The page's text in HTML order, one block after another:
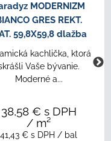
MODERNIZM
GRES REKT.
59,8X59,8 dlažba
kachlička, ktorá
Vaše bývanie.
Moderné a...
38,58 € s DPH
/ m²
41,43 € s DPH / bal